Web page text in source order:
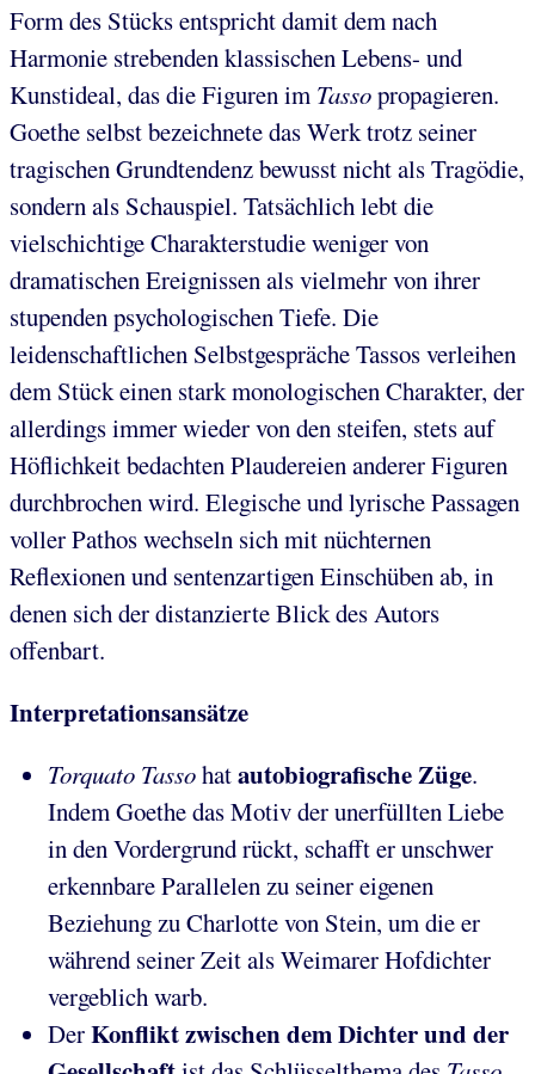
Form des Stücks entspricht damit dem nach
Harmonie strebenden klassischen Lebens- und
Kunstideal, das die Figuren im Tassopropagieren.
Goethe selbst bezeichnete das Werk trotz seiner
tragischen Grundtendenz bewusst nicht als Tragödie,
sondern als Schauspiel. Tatsächlich lebt die
vielschichtige Charakterstudie weniger von
dramatischen Ereignissen als vielmehr von ihrer
stupenden psychologischen Tiefe. Die
leidenschaftlichen Selbstgespräche Tassos verleihen
dem Stück einen stark monologischen Charakter, der
allerdings immer wieder von den steifen, stets auf
Höflichkeit bedachten Plaudereien anderer Figuren
durchbrochen wird. Elegische und lyrische Passagen
voller Pathos wechseln sich mit nüchternen
Reflexionen und sentenzartigen Einschüben ab, in
denen sich der distanzierte Blick des Autors
offenbart.
Interpretationsansätze
Torquato Tassohatautobiografische Züge.
Indem Goethe das Motiv der unerfüllten Liebe
in den Vordergrund rückt, schafft er unschwer
erkennbare Parallelen zu seiner eigenen
Beziehung zu Charlotte von Stein, um die er
während seiner Zeit als Weimarer Hofdichter
vergeblich warb.
DerKonflikt zwischen dem Dichter und der